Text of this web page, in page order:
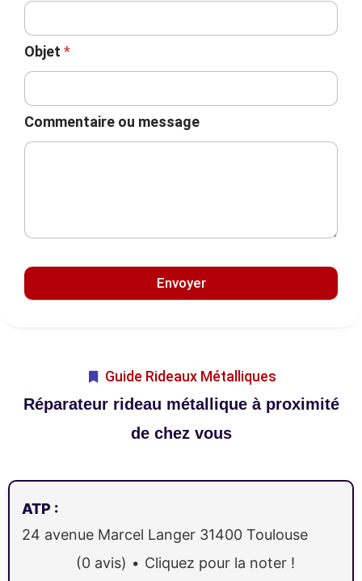
Objet *
Commentaire ou message
Envoyer
Guide Rideaux Métalliques
Réparateur rideau métallique à proximité
de chez vous
ATP :
24 avenue Marcel Langer 31400 Toulouse
(0 avis) Cliquez pour la noter !